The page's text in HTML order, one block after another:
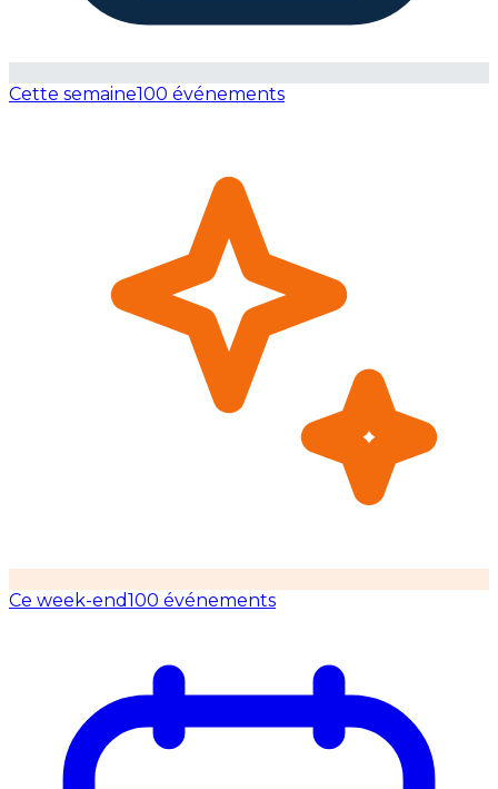
Cette semaine100 événements
Ce week-end100 événements